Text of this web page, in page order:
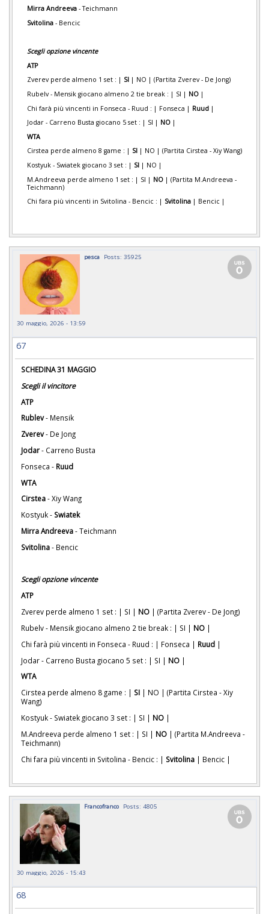
Mirra Andreeva - Teichmann
Svitolina - Bencic
Scegli opzione vincente
ATP
Zverev perde almeno 1 set : | SI | NO | (Partita Zverev - De Jong)
Rubelv - Mensik giocano almeno 2 tie break : | SI | NO |
Chi farà più vincenti in Fonseca - Ruud : | Fonseca | Ruud |
Jodar - Carreno Busta giocano 5 set : | SI | NO |
WTA
Cirstea perde almeno 8 game : | SI | NO | (Partita Cirstea - Xiy Wang)
Kostyuk - Swiatek giocano 3 set : | SI | NO |
M.Andreeva perde almeno 1 set : | SI | NO | (Partita M.Andreeva -
Teichmann)
Chi fara più vincenti in Svitolina - Bencic : | Svitolina | Bencic |
pesca Posts: 35925
30 maggio, 2026 - 13:59
67
SCHEDINA 31 MAGGIO
Scegli il vincitore
ATP
Rublev- Mensik
Zverev- De Jong
Jodar- Carreno Busta
Fonseca - Ruud
WTA
Cirstea- Xiy Wang
Kostyuk - Swiatek
Mirra Andreeva- Teichmann
Svitolina- Bencic
Scegli opzione vincente
ATP
Zverev perde almeno 1 set : | SI | NO | (Partita Zverev - De Jong)
Rubelv - Mensik giocano almeno 2 tie break : | SI | NO |
Chi farà più vincenti in Fonseca - Ruud : | Fonseca | Ruud |
Jodar - Carreno Busta giocano 5 set : | SI | NO |
WTA
Cirstea perde almeno 8 game : | SI | NO | (Partita Cirstea - Xiy
Wang)
Kostyuk - Swiatek giocano 3 set : | SI | NO |
M.Andreeva perde almeno 1 set : | SI | NO | (Partita M.Andreeva -
Teichmann)
Chi fara più vincenti in Svitolina - Bencic : | Svitolina | Bencic |
Francofranco Posts: 4805
30 maggio, 2026 - 15:43
68